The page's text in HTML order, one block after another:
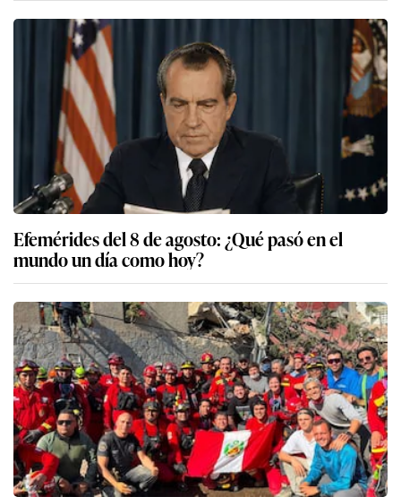
Efemérides del 8 de agosto: ¿Qué pasó en el
mundo un día como hoy?